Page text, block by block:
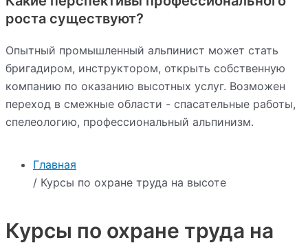
Главная
/ Курсы по охране труда на высоте
Курсы по охране труда на
роста существуют?
Опытный промышленный альпинист может стать
бригадиром, инструктором, открыть собственную
компанию по оказанию высотных услуг. Возможен
переход в смежные области - спасательные работы,
спелеологию, профессиональный альпинизм.